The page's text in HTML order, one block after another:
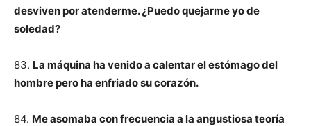
desviven por atenderme. ¿Puedo quejarme yo de
soledad?
83. La máquina ha venido a calentar el estómago del
hombre pero ha enfriado su corazón.
84. Me asomaba con frecuencia a la angustiosa teoría